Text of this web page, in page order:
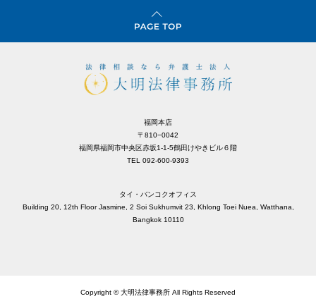
福岡本店
〒810−0042
福岡県福岡市中央区赤坂1-1-5鶴田けやきビル６階
TEL 092-600-9393
タイ・バンコクオフィス
Building 20, 12th Floor Jasmine, 2 Soi Sukhumvit 23, Khlong Toei Nuea, Watthana,
Bangkok 10110
Copyright © 大明法律事務所 All Rights Reserved